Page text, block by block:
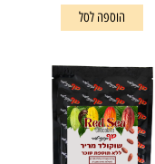
הוספה לסל